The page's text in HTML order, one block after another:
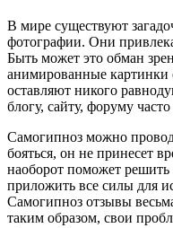
В мире существуют
фотографии. Они
Быть может это обман
анимированные
оставляют никого
блогу, сайту, форуму
Самогипноз можно
бояться, он не принесет
наоборот поможет решить
приложить все силы для
Самогипноз отзывы
таким образом, свои